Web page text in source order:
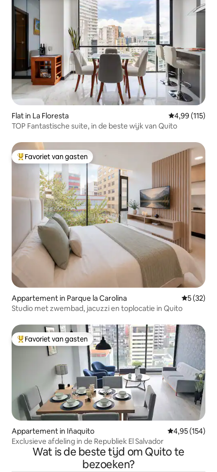
Flat in La Floresta Gemiddelde
4,99 (115)
TOP Fantastische suite, in de beste wijk van Quito
Topfavoriet van gasten
Favoriet van gasten
Appartement in Parque la Carolina
5 (32)
Studio met zwembad, jacuzzi en toplocatie in Quito
Topfavoriet van gasten
Favoriet van gasten
Appartement in Iñaquito Gemiddelde
4,95 (154)
Exclusieve afdeling in de Republiek El Salvador
Wat is de beste tijd om Quito te
bezoeken?